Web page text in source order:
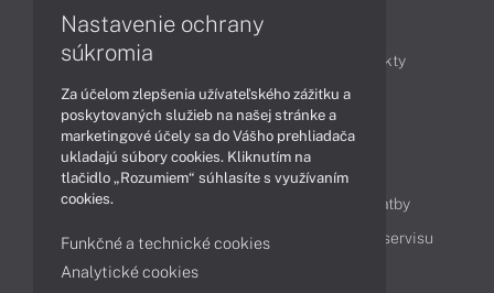
Články
Obchodné informácie
Produkty
Technológie
Videá
Obsah
Ako nakupovať
Možnosti doručenia a platby
Podpora a servis
Servisné služby Cenník servisu
Nastavenie ochrany
súkromia
Za účelom zlepšenia užívateľského zážitku a
poskytovaných služieb na našej stránke a
marketingové účely sa do Vášho prehliadača
ukladajú súbory cookies. Kliknutím na
tlačidlo „Rozumiem“ súhlasíte s využívaním
cookies.
Funkčné a technické cookies
Analytické cookies